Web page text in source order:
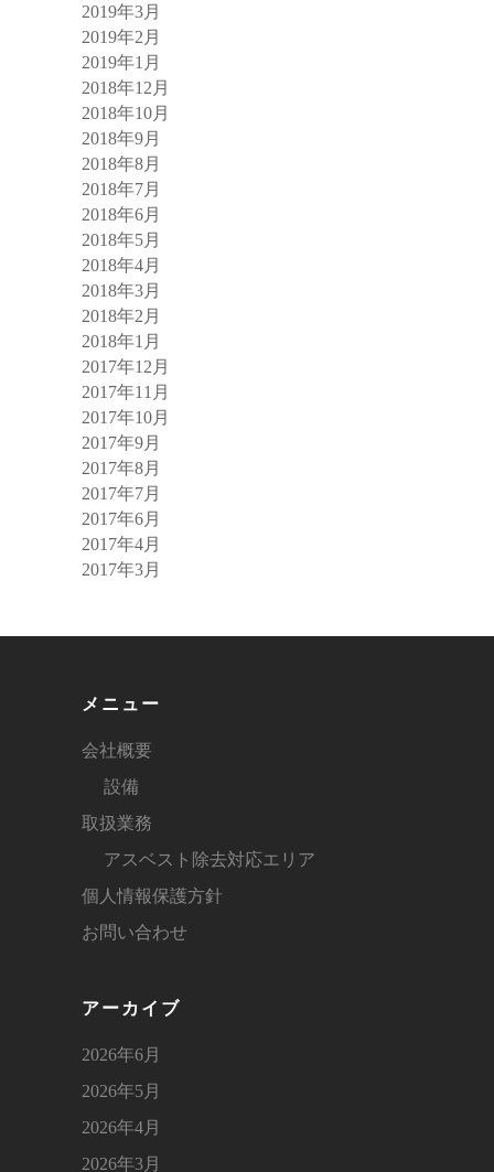
2019年3月
2019年2月
2019年1月
2018年12月
2018年10月
2018年9月
2018年8月
2018年7月
2018年6月
2018年5月
2018年4月
2018年3月
2018年2月
2018年1月
2017年12月
2017年11月
2017年10月
2017年9月
2017年8月
2017年7月
2017年6月
2017年4月
2017年3月
メニュー
会社概要
設備
取扱業務
アスベスト除去対応エリア
個人情報保護方針
お問い合わせ
アーカイブ
2026年6月
2026年5月
2026年4月
2026年3月